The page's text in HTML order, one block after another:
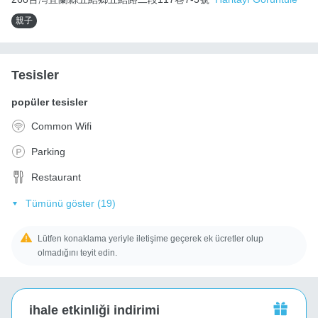
親子
Tesisler
popüler tesisler
Common Wifi
Parking
Restaurant
Tümünü göster (19)
Lütfen konaklama yeriyle iletişime geçerek ek ücretler olup
olmadığını teyit edin.
ihale etkinliği indirimi